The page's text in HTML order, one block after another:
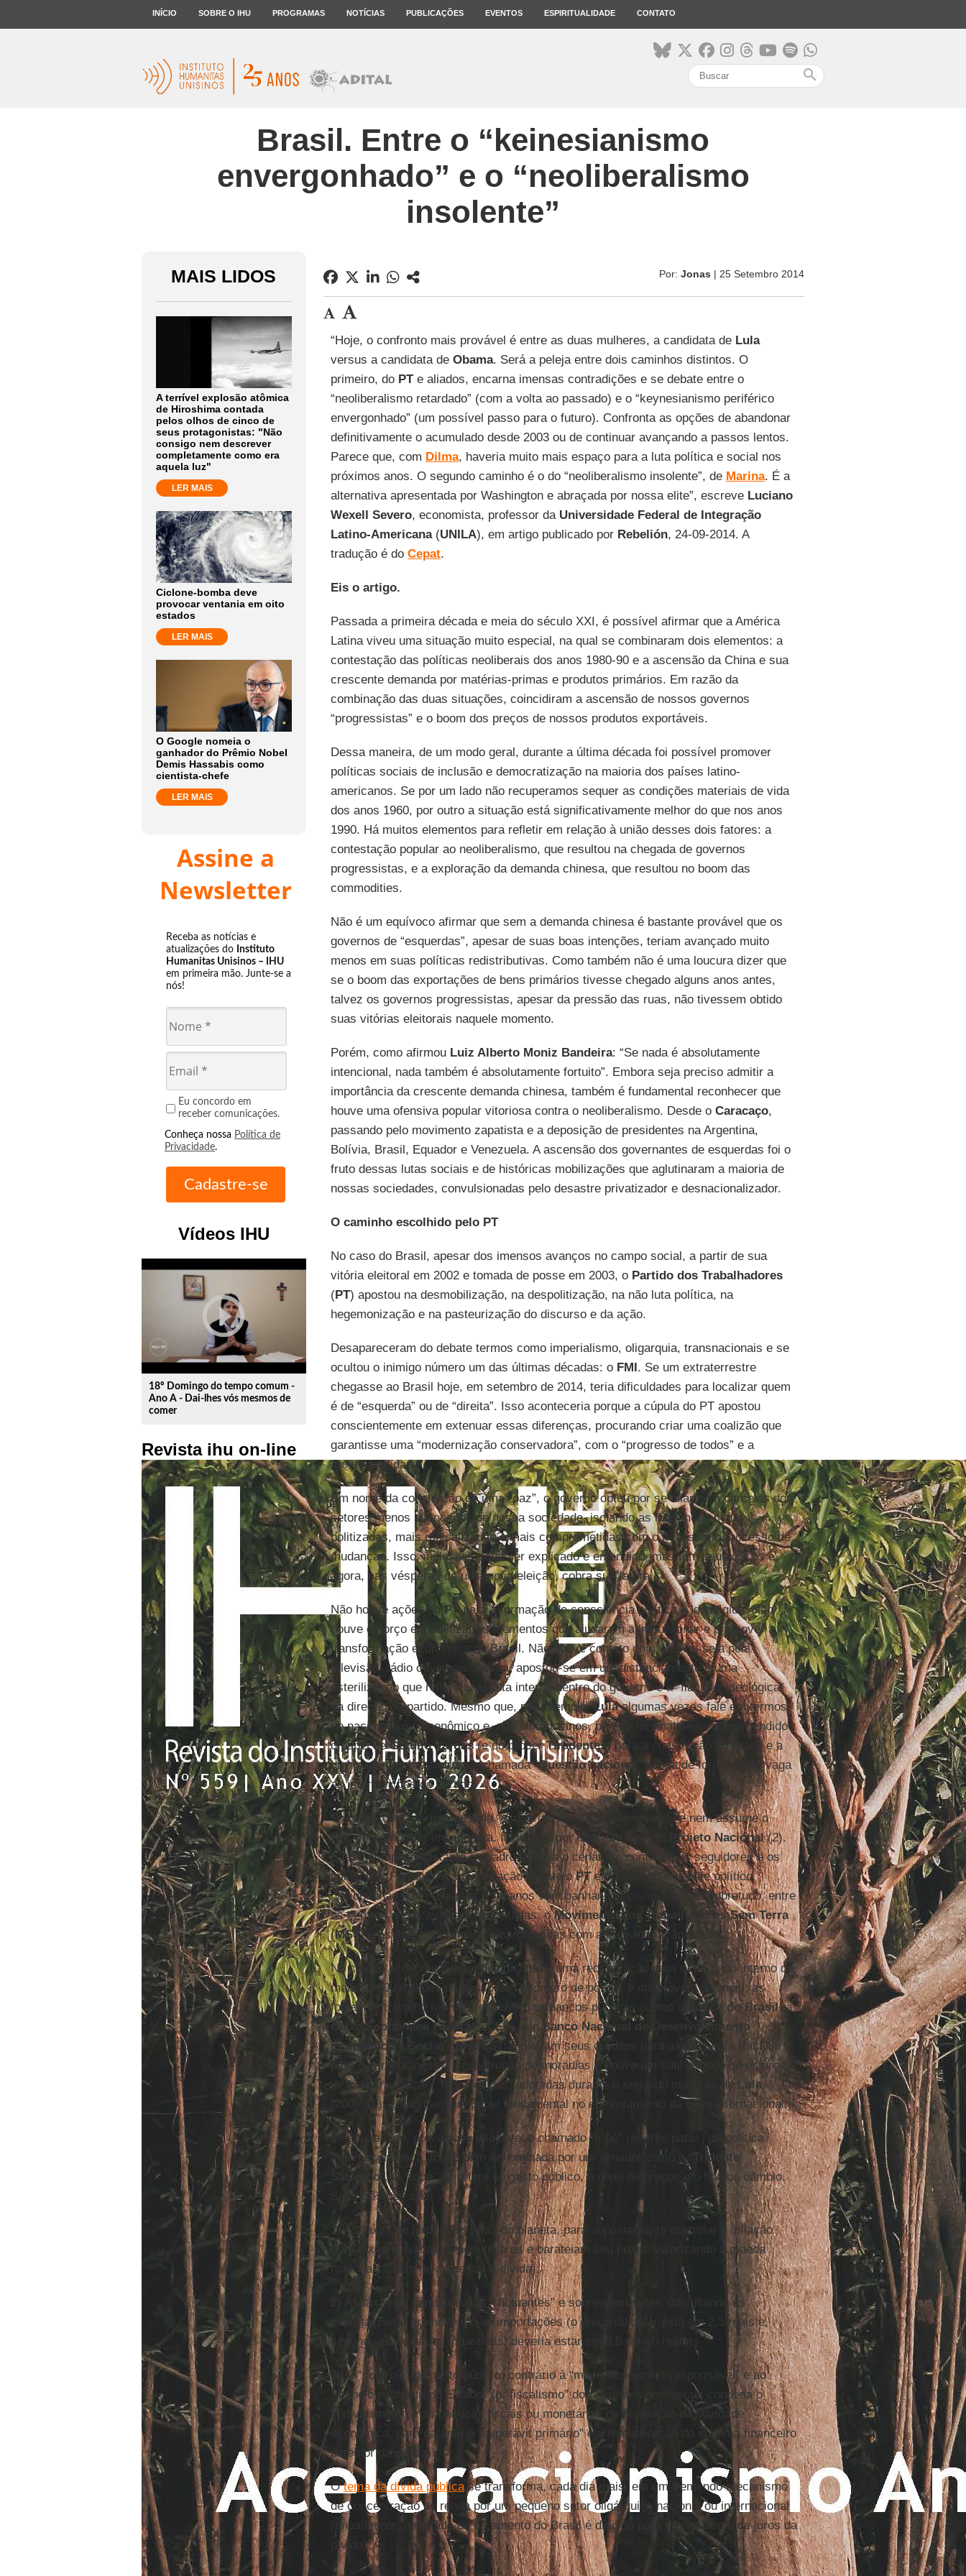
INÍCIO SOBRE O IHU PROGRAMAS NOTÍCIAS PUBLICAÇÕES EVENTOS ESPIRITUALIDADE CONTATO
search
Brasil. Entre o “keinesianismo
envergonhado” e o “neoliberalismo
insolente”
MAIS LIDOS
A terrível explosão atômica
de Hiroshima contada
pelos olhos de cinco de
seus protagonistas: "Não
consigo nem descrever
completamente como era
aquela luz"
LER MAIS
Ciclone-bomba deve
provocar ventania em oito
estados
LER MAIS
O Google nomeia o
ganhador do Prêmio Nobel
Demis Hassabis como
cientista-chefe
LER MAIS
Assine a
Newsletter
Receba as notícias e
atualizações do Instituto
Humanitas Unisinos – IHU
em primeira mão. Junte-se a
nós!
Eu concordo em
receber comunicações.
Conheça nossa Política de
Privacidade.
Vídeos IHU
play_circle_outline
18º Domingo do tempo comum -
Ano A - Dai-lhes vós mesmos de
comer
Revista ihu on-line
Por: Jonas | 25 Setembro 2014
“Hoje, o confronto mais provável é entre as duas mulheres, a candidata de Lula
versus a candidata de Obama. Será a peleja entre dois caminhos distintos. O
primeiro, do PTe aliados, encarna imensas contradições e se debate entre o
“neoliberalismo retardado” (com a volta ao passado) e o “keynesianismo periférico
envergonhado” (um possível passo para o futuro). Confronta as opções de abandonar
definitivamente o acumulado desde 2003 ou de continuar avançando a passos lentos.
Parece que, com Dilma, haveria muito mais espaço para a luta política e social nos
próximos anos. O segundo caminho é o do “neoliberalismo insolente”, de Marina. É a
alternativa apresentada por Washington e abraçada por nossa elite”, escreve Luciano
Wexell Severo, economista, professor da Universidade Federal de Integração
Latino-Americana(UNILA), em artigo publicado por Rebelión, 24-09-2014. A
tradução é do Cepat.
Eis o artigo.
Passada a primeira década e meia do século XXI, é possível afirmar que a América
Latina viveu uma situação muito especial, na qual se combinaram dois elementos: a
contestação das políticas neoliberais dos anos 1980-90 e a ascensão da China e sua
crescente demanda por matérias-primas e produtos primários. Em razão da
combinação das duas situações, coincidiram a ascensão de nossos governos
“progressistas” e o boom dos preços de nossos produtos exportáveis.
Dessa maneira, de um modo geral, durante a última década foi possível promover
políticas sociais de inclusão e democratização na maioria dos países latino-
americanos. Se por um lado não recuperamos sequer as condições materiais de vida
dos anos 1960, por outro a situação está significativamente melhor do que nos anos
1990. Há muitos elementos para refletir em relação à união desses dois fatores: a
contestação popular ao neoliberalismo, que resultou na chegada de governos
progressistas, e a exploração da demanda chinesa, que resultou no boom das
commodities.
Não é um equívoco afirmar que sem a demanda chinesa é bastante provável que os
governos de “esquerdas”, apesar de suas boas intenções, teriam avançado muito
menos em suas políticas redistributivas. Como também não é uma loucura dizer que
se o boom das exportações de bens primários tivesse chegado alguns anos antes,
talvez os governos progressistas, apesar da pressão das ruas, não tivessem obtido
suas vitórias eleitorais naquele momento.
Porém, como afirmou Luiz Alberto Moniz Bandeira: “Se nada é absolutamente
intencional, nada também é absolutamente fortuito”. Embora seja preciso admitir a
importância da crescente demanda chinesa, também é fundamental reconhecer que
houve uma ofensiva popular vitoriosa contra o neoliberalismo. Desde o Caracaço,
passando pelo movimento zapatista e a deposição de presidentes na Argentina,
Bolívia, Brasil, Equador e Venezuela. A ascensão dos governantes de esquerdas foi o
fruto dessas lutas sociais e de históricas mobilizações que aglutinaram a maioria de
nossas sociedades, convulsionadas pelo desastre privatizador e desnacionalizador.
O caminho escolhido pelo PT
No caso do Brasil, apesar dos imensos avanços no campo social, a partir de sua
vitória eleitoral em 2002 e tomada de posse em 2003, o Partido dos Trabalhadores
(PT) apostou na desmobilização, na despolitização, na não luta política, na
hegemonização e na pasteurização do discurso e da ação.
Desapareceram do debate termos como imperialismo, oligarquia, transnacionais e se
ocultou o inimigo número um das últimas décadas: o FMI. Se um extraterrestre
chegasse ao Brasil hoje, em setembro de 2014, teria dificuldades para localizar quem
é de “esquerda” ou de “direita”. Isso aconteceria porque a cúpula do PT apostou
conscientemente em extenuar essas diferenças, procurando criar uma coalizão que
garantisse uma “modernização conservadora”, com o “progresso de todos” e a
“governabilidade”.
Em nome da construção de uma “paz”, o governo optou por se aliar com parcelas dos
setores menos avançados de nossa sociedade, isolando as lideranças mais
politizadas, mais radicalizadas e mais comprometidas com o necessário processo de
mudanças. Isso, inclusive, pode ser explicado e entendido, mas tem seus riscos e
agora, nas vésperas de uma nova eleição, cobra sua fatura.
Não houve ações doPTpara a formação de consciência política e ideológica. Não
houve esforço em politizar os elementos que ajudaram a impulsionar e promover a
transformação econômica do Brasil. Não houve contato com o povo, seja pela
televisão, rádio ou jornais. Assim, apostou-se em um distanciamento e uma
esterilização que reflete a disputa interna dentro do governo e a “flacidez ideológica”
da direção do partido. Mesmo que, por exemplo,Lulaalgumas vezes fale em termos
de nacionalismo econômico e, nos últimos anos, pareça ter finalmente compreendido
o papel deGetúlio Vargas(e do prócerTiradentes) para a construção do Brasil e a
dignidade dos brasileiros, a chamada “Questão nacional
” habita de forma muito vaga
as intervenções do partido.
Trata-se, desta forma, de uma “esquerda” rara, que não entende e nem assume o
Nacionalismo Anti-imperialista. Inclusive, por isso não tem um
Projeto Nacional(2).
E isso complica bastante o quadro, anuvia o cenário e confunde os seguidores e os
militantes. Portanto, a interpretação de que oPTempobreceu o debate político
nacional não é um exagero, e há anos vem ganhando eco, inclusive e sobretudo, entre
as centrais sindicais mais respeitadas, oMovimento dos Trabalhadores Sem Terra
(MST) e as lideranças mais comprometidas com a transformação do país.
No campo econômico, sem dúvida houve uma reorientação para o mercado interno de
mais de 200 milhões de pessoas. O número de pobres e miseráveis diminuiu, as
fontes de trabalho formal cresceram, os bancos públicos (como o
Banco do Brasil, a
Caixa Econômica Federal-CEF- e o Banco Nacional de Desenvolvimento
Econômico e Social
-BNDES ) ampliaram seus créditos para a agricultura (familiar e
para o agrobusiness), a construção de moradias e houve um sutil esboço de esforço
de industrialização. Tais medidas, adotadas durante o segundo mandato de Lula
(2007-10), cumpriram um papel fundamental no enfrentamento da crise internacional.
Mesmo assim, prevaleceu intocável o chamado “tripé” (as três patas) da política
macroeconômica, muito bem denominada por um senador como o “
Tridente
Satânico”. O “tripé” se refere ao gasto público, o nível de preços e o tipo de câmbio.
Seus três pés são:
1)As taxas de juros mais altas do planeta, para supostamente controlar a inflação
(tais taxas elevadas atraem dólares e barateiam seu preço, valorizando a moeda
nacional... além de aumentar a dívida);
As taxas de câmbio soltas, “flutuantes” e sobrevalorizadas, dificultando as
exportações e promovendo as importações (o preço do dólar está em 2,3 reais e,
segundo estudos dos industriais, deveria estar em 3,5 ou 4,0 reais);
3)
O “controle” do gasto público, contrário à “macroeconomia irresponsável” e ao
“manejo populista do Estado” (o “fiscalismo” dos gerentes neoliberais condena o
endividamento e as políticas fiscais ou monetárias de promoção da atividade
econômica, para garantir o “superávit primário” e a remuneração do sistema financeiro
detentor da dívida).
Otema da dívida públicase transforma, cada dia mais, em um tremendo mecanismo
de concentração de renda por um pequeno setor oligárquico nacional ou internacional
(anualmente, a metade do orçamento do Brasil é dirigido para o pagamento de juros da
dívida).